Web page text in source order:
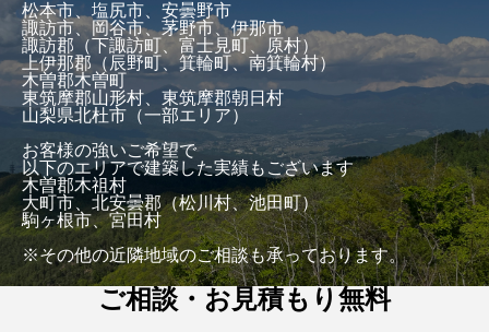
松本市、塩尻市、安曇野市
諏訪市、岡谷市、茅野市、伊那市
諏訪郡（下諏訪町、富士見町、原村）
上伊那郡（辰野町、箕輪町、南箕輪村）
木曽郡木曽町
東筑摩郡山形村、東筑摩郡朝日村
山梨県北杜市（一部エリア）
お客様の強いご希望で
以下のエリアで建築した実績もございます
木曽郡木祖村
大町市、北安曇郡（松川村、池田町）
駒ヶ根市、宮田村
※その他の近隣地域のご相談も承っております。
ご相談・お見積もり無料